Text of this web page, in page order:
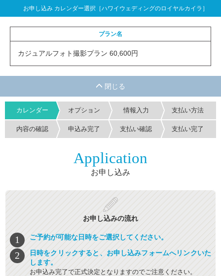
お申し込み カレンダー選択［ハワイウェディングのロイヤルカイラ］
プラン名
カジュアルフォト撮影プラン 60,600円
カレンダー オプション 情報入力 支払い方法
内容の確認 申込み完了 支払い確認 支払い完了
Application
お申し込み
お申し込みの流れ
ご予約が可能な日時をご選択してください。
日時をクリックすると、お申し込みフォームへリンクいた
します。
お申込み完了で正式決定となりますのでご注意ください。